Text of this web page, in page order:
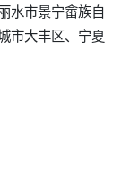
水市景宁畲族自
市大丰区、宁夏